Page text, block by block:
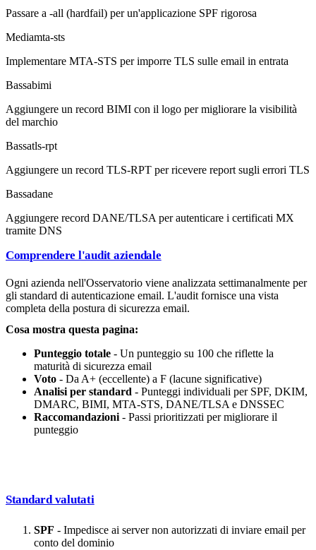
Passare a -all (hardfail) per un'applicazione SPF rigorosa
Mediamta-sts
Implementare MTA-STS per imporre TLS sulle email in entrata
Bassabimi
Aggiungere un record BIMI con il logo per migliorare la visibilità
del marchio
Bassatls-rpt
Aggiungere un record TLS-RPT per ricevere report sugli errori TLS
Bassadane
Aggiungere record DANE/TLSA per autenticare i certificati MX
tramite DNS
Comprendere l'audit aziendale
Ogni azienda nell'Osservatorio viene analizzata settimanalmente per
gli standard di autenticazione email. L'audit fornisce una vista
completa della postura di sicurezza email.
Cosa mostra questa pagina:
Punteggio totale - Un punteggio su 100 che riflette la
maturità di sicurezza email
Voto - Da A+ (eccellente) a F (lacune significative)
Analisi per standard - Punteggi individuali per SPF, DKIM,
DMARC, BIMI, MTA-STS, DANE/TLSA e DNSSEC
Raccomandazioni - Passi prioritizzati per migliorare il
punteggio
Standard valutati
SPF - Impedisce ai server non autorizzati di inviare email per
conto del dominio